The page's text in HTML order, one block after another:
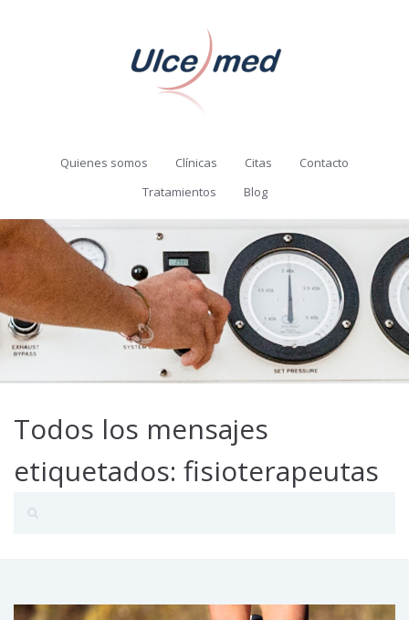
Quienes somos Clínicas Citas
Contacto
Tratamientos
Blog
Todos los mensajes
etiquetados: fisioterapeutas